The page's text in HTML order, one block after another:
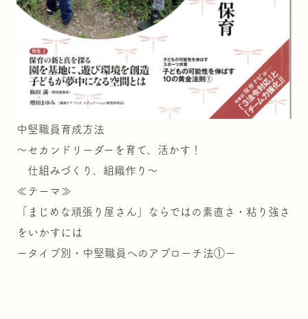
中堅職員育成方法
～セカンドリーダーを育て、活かす！
仕組みづくり、組織作り～
≪テーマ≫
「まじめな頑張り屋さん」ならではの素直さ・粘り強さ
をいかすには
ータイプ別・中堅職員へのアプローチ法①ー